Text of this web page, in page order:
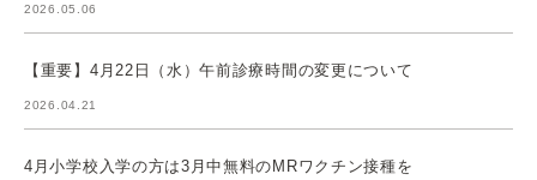
2026.05.06
【重要】4月22日（水）午前診療時間の変更について
2026.04.21
4月小学校入学の方は3月中無料のMRワクチン接種を